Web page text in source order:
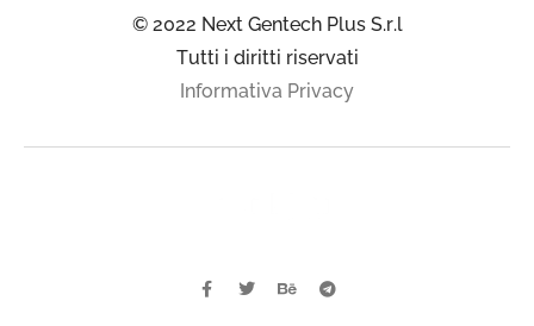
© 2022 Next Gentech Plus S.r.l
Tutti i diritti riservati
Informativa Privacy